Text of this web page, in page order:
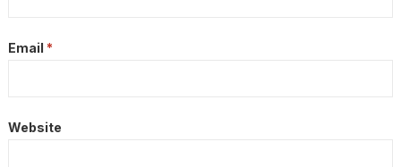
Email *
Website